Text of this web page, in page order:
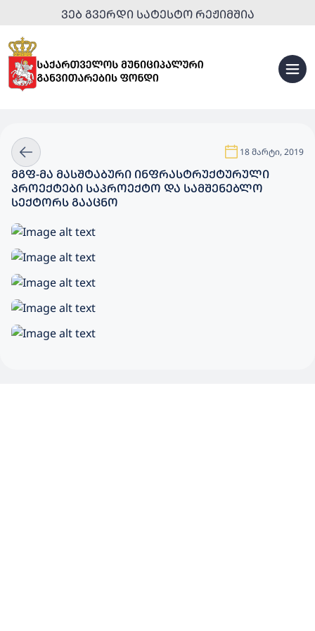
ᲕᲔᲑ ᲒᲕᲔᲠᲓᲘ ᲡᲐᲢᲔᲡᲢᲝ ᲠᲔᲟᲘᲛᲨᲘᲐ
18 მარტი, 2019
ᲛᲒᲤ-ᲛᲐ ᲛᲐᲡᲨᲢᲐᲑᲣᲠᲘ ᲘᲜᲤᲠᲐᲡᲢᲠᲣᲥᲢᲣᲠᲣᲚᲘ
ᲞᲠᲝᲔᲥᲢᲔᲑᲘ ᲡᲐᲞᲠᲝᲔᲥᲢᲝ ᲓᲐ ᲡᲐᲛᲨᲔᲜᲔᲑᲚᲝ
ᲡᲔᲥᲢᲝᲠᲡ ᲒᲐᲐᲪᲜᲝ